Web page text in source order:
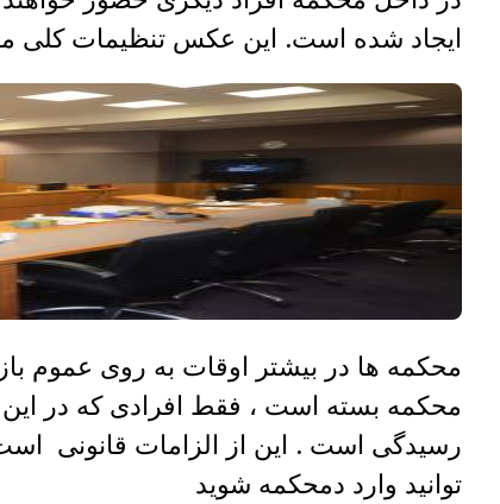
ایجاد شده است. این عکس تنظیمات کلی
محکمه ها در بیشتر اوقات به روی عموم
محکمه بسته است ، فقط افرادی که در
رسیدگی است . این از الزامات قانونی
توانید وارد دمحکمه شوید